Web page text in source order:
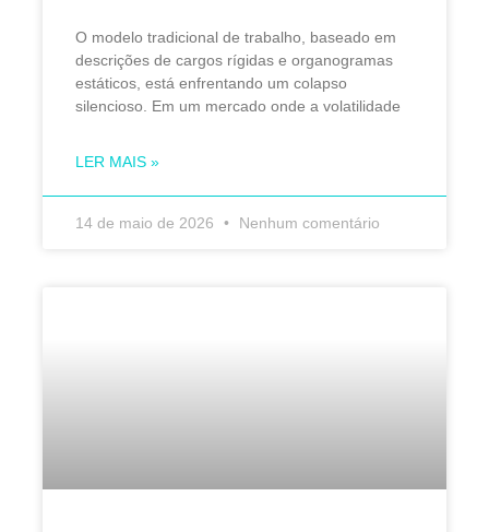
O modelo tradicional de trabalho, baseado em
descrições de cargos rígidas e organogramas
estáticos, está enfrentando um colapso
silencioso. Em um mercado onde a volatilidade
LER MAIS »
14 de maio de 2026 Nenhum comentário